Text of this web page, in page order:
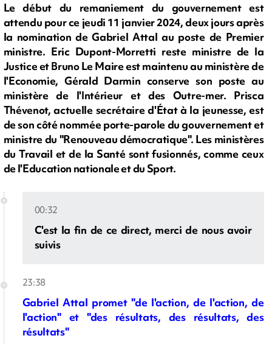
Le début du remaniement du gouvernement est
attendu pour ce jeudi 11 janvier 2024, deux jours après
la nomination de Gabriel Attal au poste de Premier
ministre. Eric Dupont-Morretti reste ministre de la
Justice et Bruno Le Maire est maintenu au ministère de
l'Economie, Gérald Darmin conserve son poste au
ministère de l'Intérieur et des Outre-mer. Prisca
Thévenot, actuelle secrétaire d'État à la jeunesse, est
de son côté nommée porte-parole du gouvernement et
ministre du "Renouveau démocratique". Les ministères
du Travail et de la Santé sont fusionnés, comme ceux
de l'Education nationale et du Sport.
00:32
C'est la fin de ce direct, merci de nous avoir
suivis
23:38
Gabriel Attal promet "de l'action, de l'action, de
l'action" et "des résultats, des résultats, des
résultats"